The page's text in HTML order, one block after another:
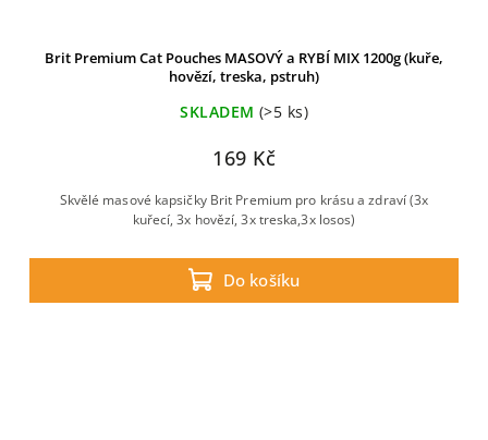
Brit Premium Cat Pouches MASOVÝ a RYBÍ MIX 1200g (kuře,
hovězí, treska, pstruh)
SKLADEM (>5 ks)
169 Kč
Do košíku
Skvělé masové kapsičky Brit Premium pro krásu a zdraví (3x
kuřecí, 3x hovězí, 3x treska,3x losos)